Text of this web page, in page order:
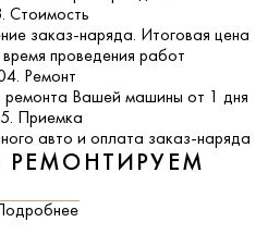
Стоимость
заказ-наряда. Итоговая цена
проведения работ
Ремонт
ремонта Вашей машины от 1 дня
Приемка
авто и оплата заказ-наряда
РЕМОНТИРУЕМ